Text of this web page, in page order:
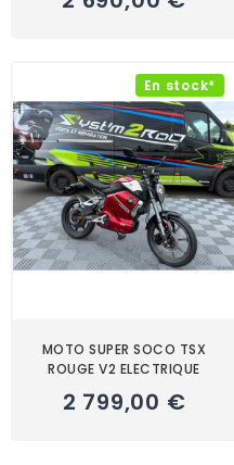
En stock*
MOTO SUPER SOCO TSX
ROUGE V2 ELECTRIQUE
2 799,00 €